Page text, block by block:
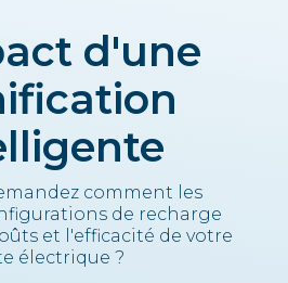
d'une
comment les
de recharge
et l'efficacité de votre
électrique ?